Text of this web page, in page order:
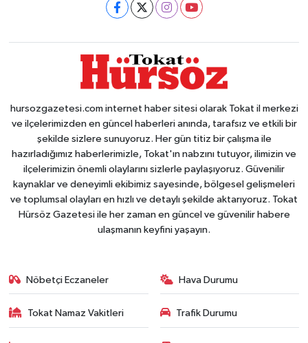
hursozgazetesi.com internet haber sitesi olarak Tokat il merkezi
ve ilçelerimizden en güncel haberleri anında, tarafsız ve etkili bir
şekilde sizlere sunuyoruz. Her gün titiz bir çalışma ile
hazırladığımız haberlerimizle, Tokat'ın nabzını tutuyor, ilimizin ve
ilçelerimizin önemli olaylarını sizlerle paylaşıyoruz. Güvenilir
kaynaklar ve deneyimli ekibimiz sayesinde, bölgesel gelişmeleri
ve toplumsal olayları en hızlı ve detaylı şekilde aktarıyoruz. Tokat
Hürsöz Gazetesi ile her zaman en güncel ve güvenilir habere
ulaşmanın keyfini yaşayın.
Nöbetçi Eczaneler Hava Durumu
Tokat Namaz Vakitleri Trafik Durumu